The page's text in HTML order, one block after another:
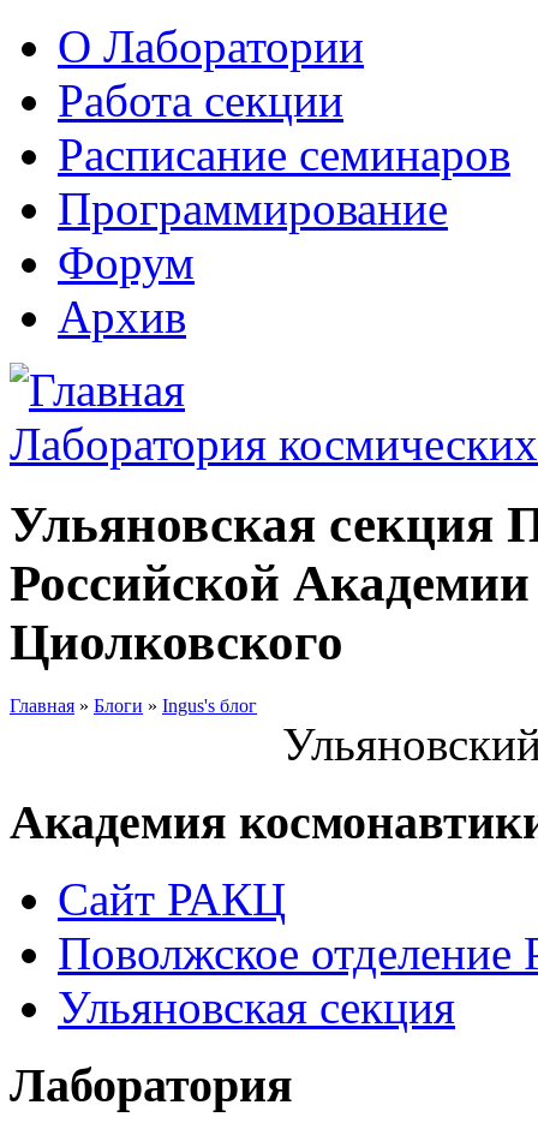
О Лаборатории
Работа секции
Расписание семинаров
Программирование
Форум
Архив
Лаборатория
Ульяновская секция
Российской
Циолковского
Главная » Блоги » Ingus's блог
Академия
Сайт РАКЦ
Поволжское
Ульяновская секция
Лаборатория